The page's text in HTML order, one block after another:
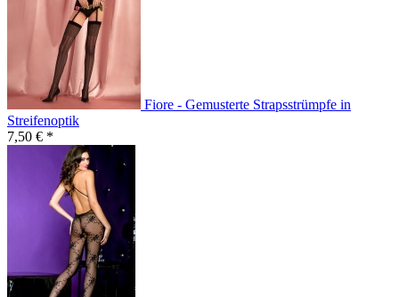
Fiore - Gemusterte Strapsstrümpfe in
Streifenoptik
7,50 € *